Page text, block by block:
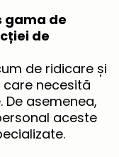
gama de
de
de ridicare și
necesită
asemenea,
aceste